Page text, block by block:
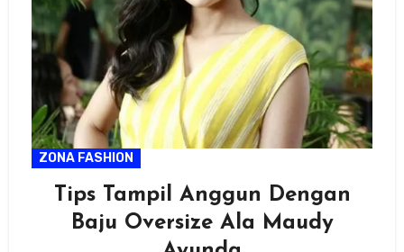
ZONA FASHION
Tips Tampil Anggun Dengan
Baju Oversize Ala Maudy